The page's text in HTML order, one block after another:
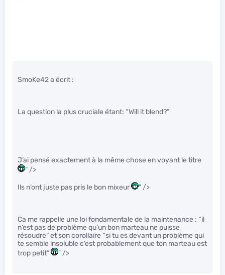
SmoKe42 a écrit :
La question la plus cruciale étant: “Will it blend?”
J’ai pensé exactement à la même chose en voyant le titre
" />
Ils n’ont juste pas pris le bon mixeur " />
Ca me rappelle une loi fondamentale de la maintenance : “il
n’est pas de problème qu’un bon marteau ne puisse
résoudre” et son corollaire “si tu es devant un problème qui
te semble insoluble c’est probablement que ton marteau est
trop petit”
" />